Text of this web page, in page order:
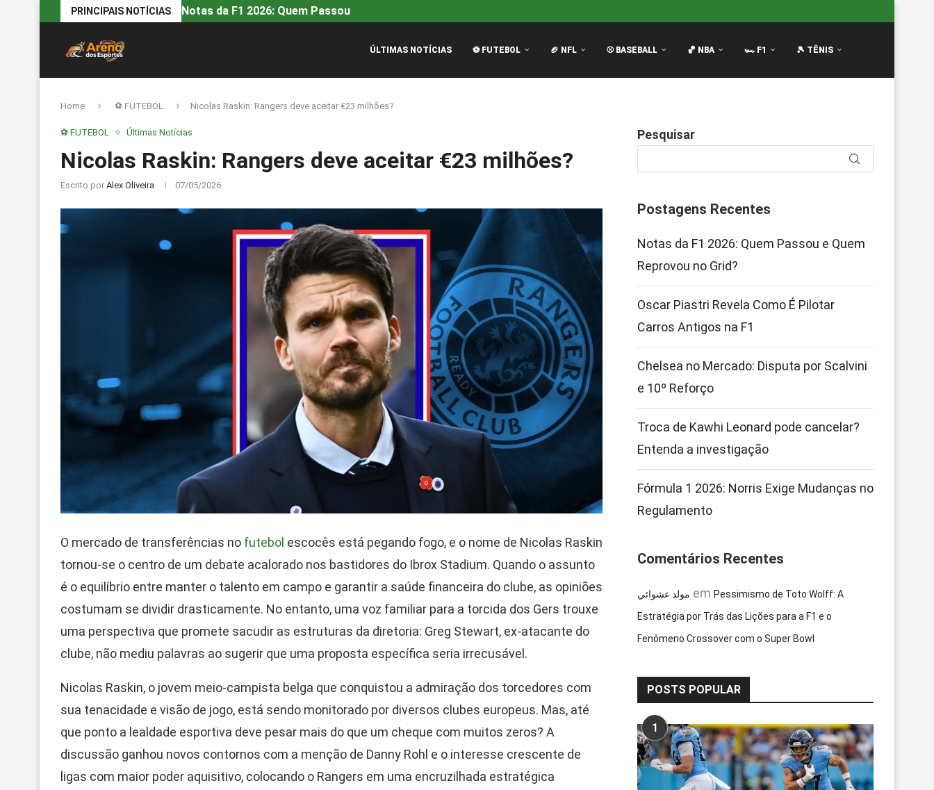
PRINCIPAIS NOTÍCIAS Notas da F1 2026: Quem Passou e Quem...
ÚLTIMAS NOTÍCIAS ⚽ FUTEBOL 🏈 NFL ⚾ BASEBALL 🏀 NBA 🏎️ F1 🎾 TÊNIS
Home ⚽ FUTEBOL Nicolas Raskin: Rangers deve aceitar €23 milhões?
⚽ FUTEBOL Últimas Notícias
Nicolas Raskin: Rangers deve aceitar €23 milhões?
Escrito por Alex Oliveira 07/05/2026
O mercado de transferências no futebol escocês está pegando fogo, e o nome de Nicolas Raskin
tornou-se o centro de um debate acalorado nos bastidores do Ibrox Stadium. Quando o assunto
é o equilíbrio entre manter o talento em campo e garantir a saúde financeira do clube, as opiniões
costumam se dividir drasticamente. No entanto, uma voz familiar para a torcida dos Gers trouxe
uma perspectiva que promete sacudir as estruturas da diretoria: Greg Stewart, ex-atacante do
clube, não mediu palavras ao sugerir que uma proposta específica seria irrecusável.
Nicolas Raskin, o jovem meio-campista belga que conquistou a admiração dos torcedores com
sua tenacidade e visão de jogo, está sendo monitorado por diversos clubes europeus. Mas, até
que ponto a lealdade esportiva deve pesar mais do que um cheque com muitos zeros? A
discussão ganhou novos contornos com a menção de Danny Rohl e o interesse crescente de
ligas com maior poder aquisitivo, colocando o Rangers em uma encruzilhada estratégica
Pesquisar
Postagens Recentes
Notas da F1 2026: Quem Passou e Quem
Reprovou no Grid?
Oscar Piastri Revela Como É Pilotar
Carros Antigos na F1
Chelsea no Mercado: Disputa por Scalvini
e 10º Reforço
Troca de Kawhi Leonard pode cancelar?
Entenda a investigação
Fórmula 1 2026: Norris Exige Mudanças no
Regulamento
Comentários Recentes
مولد عشوائي em Pessimismo de Toto Wolff: A
Estratégia por Trás das Lições para a F1 e o
Fenômeno Crossover com o Super Bowl
POSTS POPULAR
1